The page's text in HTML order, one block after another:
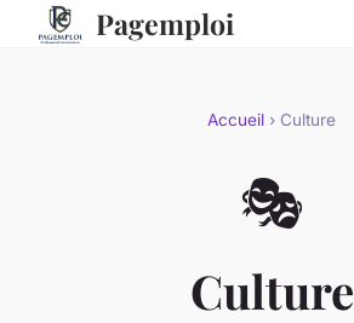
Pagemploi
Accueil › Culture
🎭
Culture